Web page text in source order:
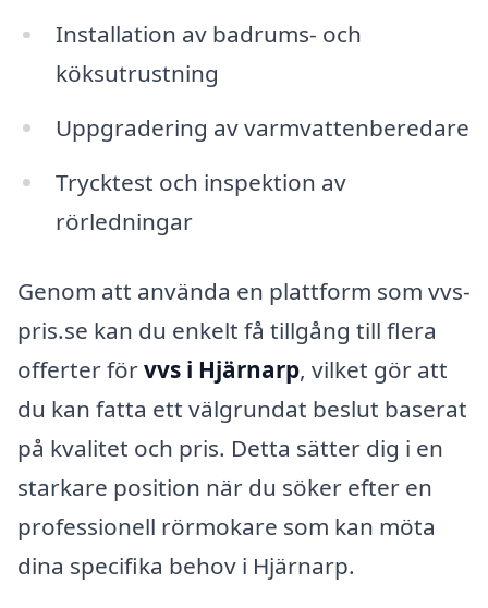
Installation av badrums- och
köksutrustning
Uppgradering av varmvattenberedare
Trycktest och inspektion av
rörledningar
Genom att använda en plattform som vvs-
pris.se kan du enkelt få tillgång till flera
offerter förvvs i Hjärnarp, vilket gör att
du kan fatta ett välgrundat beslut baserat
på kvalitet och pris. Detta sätter dig i en
starkare position när du söker efter en
professionell rörmokare som kan möta
dina specifika behov i Hjärnarp.